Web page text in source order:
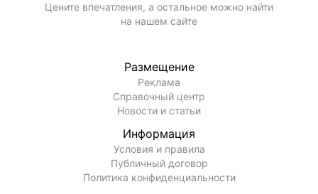
Цените впечатления, а остальное можно найти
на нашем сайте
Размещение
Реклама
Справочный центр
Новости и статьи
Информация
Условия и правила
Публичный договор
Политика конфиденциальности